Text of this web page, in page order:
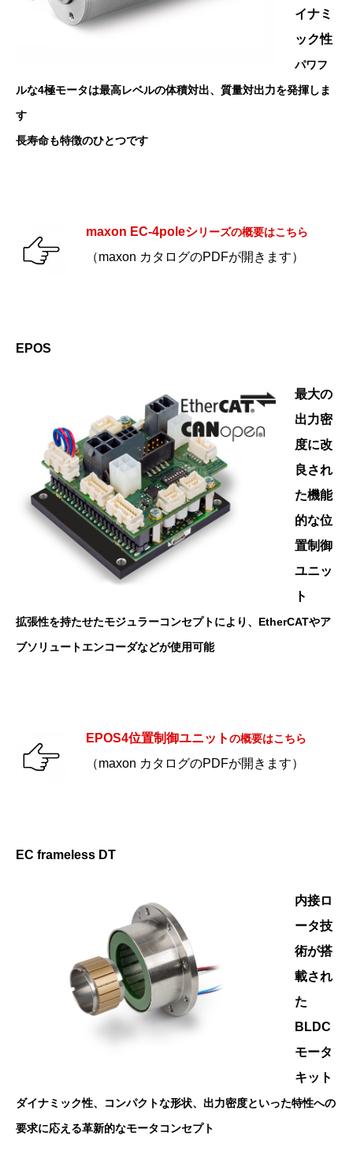
イナミ
ック性
パワフ
ルな4極モータは最高レベルの体積対出、質量対出力を発揮しま
す
長寿命も特徴のひとつです
maxon EC-4poleシリーズの概要はこちら
（maxon カタログのPDFが開きます）
EPOS
最大の
出力密
度に改
良され
た機能
的な位
置制御
ユニッ
ト
拡張性を持たせたモジュラーコンセプトにより、EtherCATやア
ブソリュートエンコーダなどが使用可能
EPOS4位置制御ユニットの概要はこちら
（maxon カタログのPDFが開きます）
EC frameless DT
内接ロ
ータ技
術が搭
載され
た
BLDC
モータ
キット
ダイナミック性、コンパクトな形状、出力密度といった特性への
要求に応える革新的なモータコンセプト